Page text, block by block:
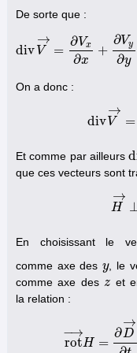
De sorte que :
div V
→
=
∂Vx
∂x
+
∂Vy
∂y
d ivV→ =∂Vx∂x+
On a donc :
div V
→
=
div
Et comme par ailleursd
di
que ces vecteurs sont
H
→
H →
En choisissant le
comme axe desy
y, le
comme axe des z
z et
la relation :
rot
−→
H =
∂D
→
rot→H =∂ D→∂t